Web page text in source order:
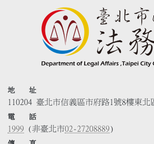
地 址
110204 臺北市信義區市府路1號8樓東北
電 話
1999 (非臺北市02-27208889)